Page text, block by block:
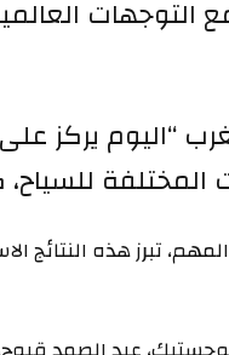
التوجهات
“اليوم يركز
المختلفة
تبرز هذه النتائج